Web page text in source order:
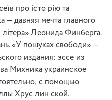
про істо рію та
— давняя мечта главного
літера» Леонида Финберга.
«У пошуках свободи» —
издания: эссе из
Михника украинское
с помощью
Хрус лин ской.